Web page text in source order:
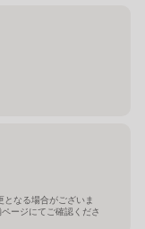
なる場合がございま
ージにてご確認くださ